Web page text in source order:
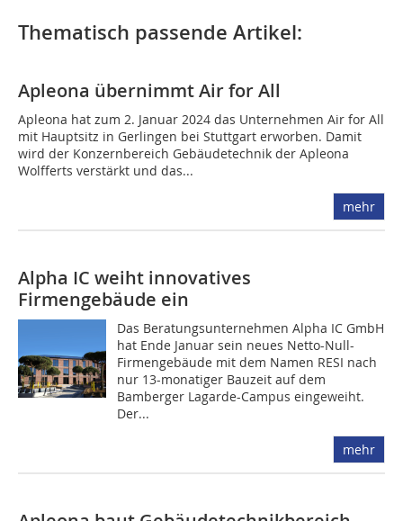
Thematisch passende Artikel:
Apleona übernimmt Air for All
Apleona hat zum 2. Januar 2024 das Unternehmen Air for All
mit Hauptsitz in Gerlingen bei Stuttgart erworben. Damit
wird der Konzernbereich Gebäudetechnik der Apleona
Wolfferts verstärkt und das...
mehr
Alpha IC weiht innovatives
Firmengebäude ein
Das Beratungsunternehmen Alpha IC GmbH
hat Ende Januar sein neues Netto-Null-
Firmengebäude mit dem Namen RESI nach
nur 13-monatiger Bauzeit auf dem
Bamberger Lagarde-Campus eingeweiht.
Der...
mehr